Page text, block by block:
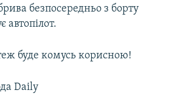
безпосередньо з борту
автопілот.
буде комусь корисною!
Daily